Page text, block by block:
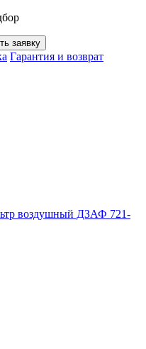
заявку
Гарантия и возврат
воздушный ДЗАФ 721-